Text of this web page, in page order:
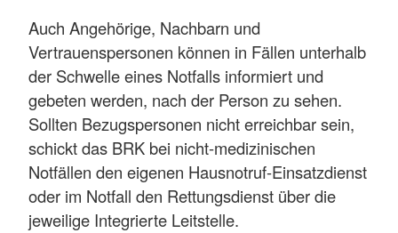
Auch Angehörige, Nachbarn und
Vertrauenspersonen können in Fällen unterhalb
der Schwelle eines Notfalls informiert und
gebeten werden, nach der Person zu sehen.
Sollten Bezugspersonen nicht erreichbar sein,
schickt das BRK bei nicht-medizinischen
Notfällen den eigenen Hausnotruf-Einsatzdienst
oder im Notfall den Rettungsdienst über die
jeweilige Integrierte Leitstelle.